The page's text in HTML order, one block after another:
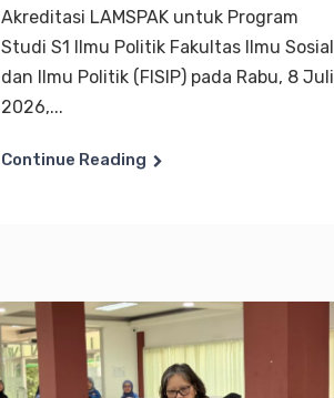
Akreditasi LAMSPAK untuk Program
Studi S1 Ilmu Politik Fakultas Ilmu Sosial
dan Ilmu Politik (FISIP) pada Rabu, 8 Juli
2026,...
Continue Reading